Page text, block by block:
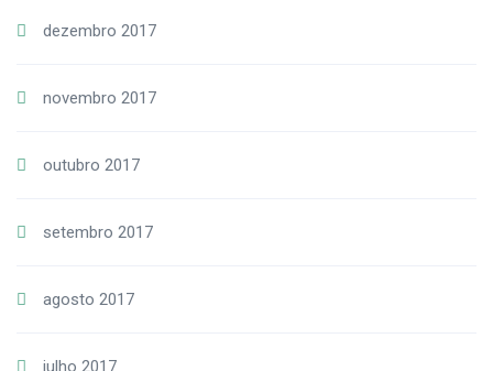
dezembro 2017
novembro 2017
outubro 2017
setembro 2017
agosto 2017
julho 2017